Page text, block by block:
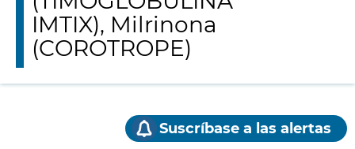
IMTIX), Milrinona
(COROTROPE)
Suscríbase a las alertas